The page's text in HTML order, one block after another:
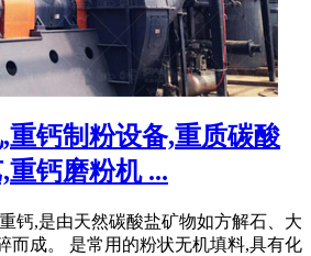
重钙制粉设备,重质碳酸
重钙磨粉机 ...
钙,是由天然碳酸盐矿物如方解石、大
而成。 是常用的粉状无机填料,具有化